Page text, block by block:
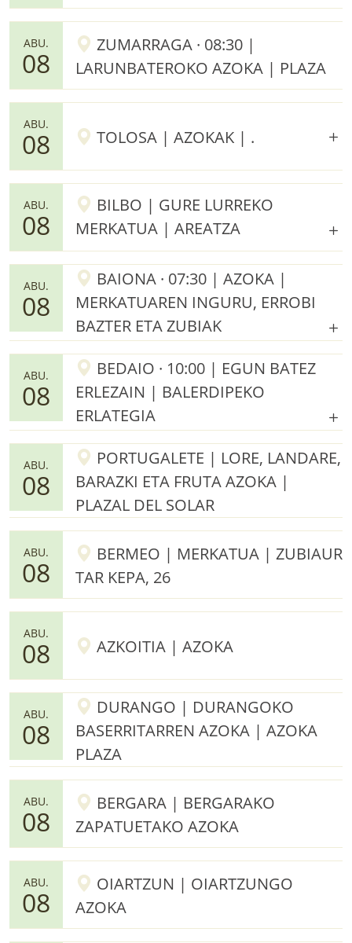
ABU.
08
ZUMARRAGA · 08:30 |
LARUNBATEROKO AZOKA | PLAZA
ABU.
08 TOLOSA | AZOKAK | .
ABU.
08
BILBO | GURE LURREKO
MERKATUA | AREATZA
ABU.
08
BAIONA · 07:30 | AZOKA |
MERKATUAREN INGURU, ERROBI
BAZTER ETA ZUBIAK
ABU.
08
BEDAIO · 10:00 | EGUN BATEZ
ERLEZAIN | BALERDIPEKO
ERLATEGIA
ABU.
08
PORTUGALETE | LORE, LANDARE,
BARAZKI ETA FRUTA AZOKA |
PLAZAL DEL SOLAR
ABU.
08
BERMEO | MERKATUA | ZUBIAUR
TAR KEPA, 26
ABU.
08 AZKOITIA | AZOKA
ABU.
08
DURANGO | DURANGOKO
BASERRITARREN AZOKA | AZOKA
PLAZA
ABU.
08
BERGARA | BERGARAKO
ZAPATUETAKO AZOKA
ABU.
08
OIARTZUN | OIARTZUNGO
AZOKA